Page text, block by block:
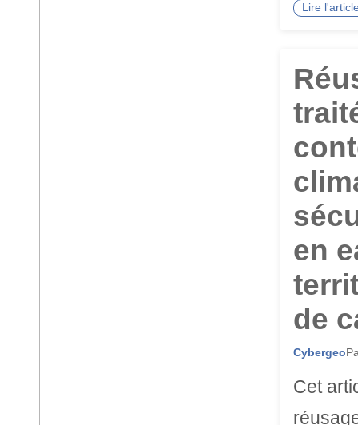
Lire
en
de
Cybergeo
Cet